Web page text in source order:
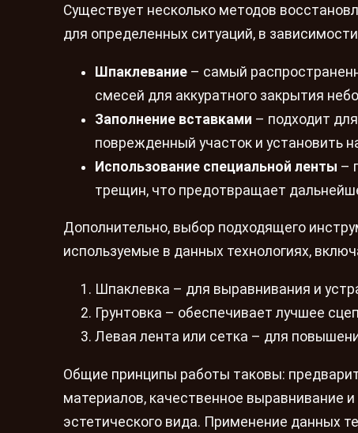
Существует несколько методов
для определенных ситуаций, в
Шпаклевание – самый
смесей для аккуратного закрытия
Заполнение вставками – подходит
поврежденный участок и установить
Использование специальной ленты –
трещин, что предотвращает
Дополнительно, выбор подходящего
используемые в данных технологиях,
Шпаклевка – для выравнивания и
Грунтовка – обеспечивает лучшее
Левая лента или сетка – для
Общие принципы работы таковы:
материалов, качественное выравнивание
эстетического вида. Применение данных